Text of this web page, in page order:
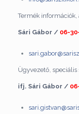
Termék információk,
Sári Gábor /06-
Ügyvezető,
ifj. Sári Gábor /